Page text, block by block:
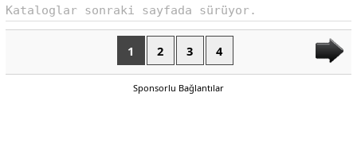
Kataloglar sonraki sayfada sürüyor.
1 2 3 4
Sponsorlu Bağlantılar